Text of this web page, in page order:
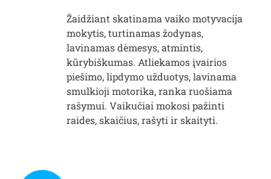
Žaidžiant skatinama vaiko motyvacija
mokytis, turtinamas žodynas,
lavinamas dėmesys, atmintis,
kūrybiškumas. Atliekamos įvairios
piešimo, lipdymo užduotys, lavinama
smulkioji motorika, ranka ruošiama
rašymui. Vaikučiai mokosi pažinti
raides, skaičius, rašyti ir skaityti.